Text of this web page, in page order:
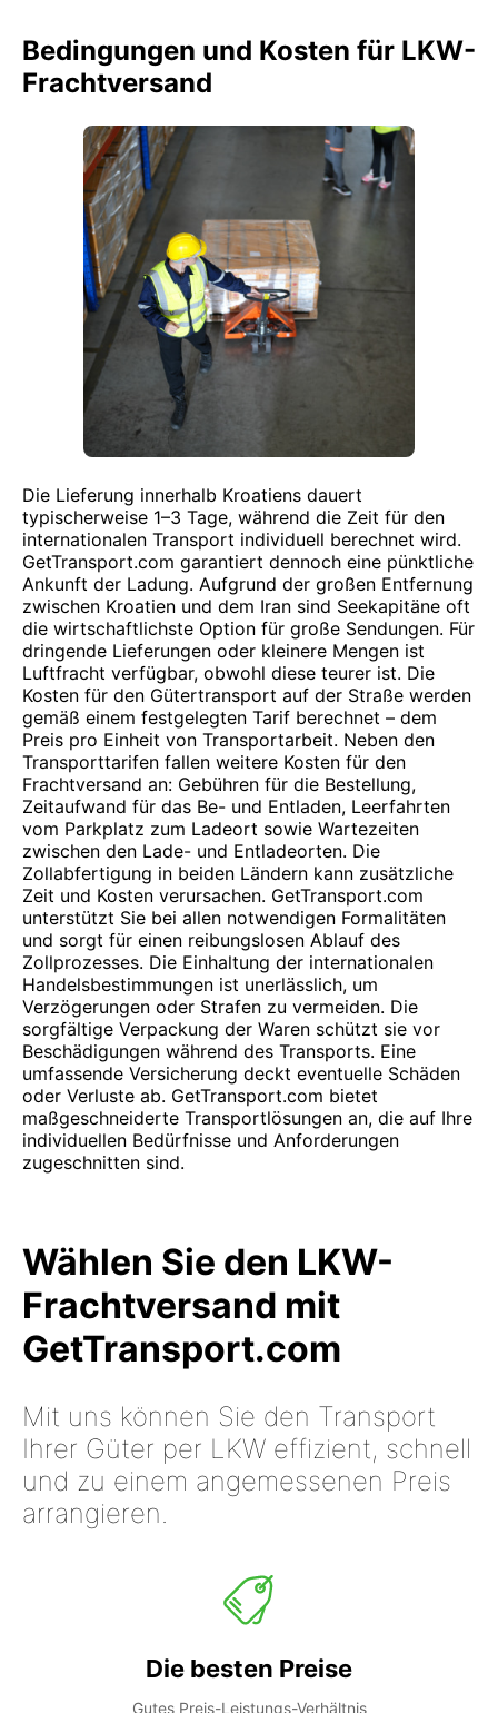
Bedingungen und Kosten für LKW-
Frachtversand
Die Lieferung innerhalb Kroatiens dauert
typischerweise 1–3 Tage, während die Zeit für den
internationalen Transport individuell berechnet wird.
GetTransport.com garantiert dennoch eine pünktliche
Ankunft der Ladung. Aufgrund der großen Entfernung
zwischen Kroatien und dem Iran sind Seekapitäne oft
die wirtschaftlichste Option für große Sendungen. Für
dringende Lieferungen oder kleinere Mengen ist
Luftfracht verfügbar, obwohl diese teurer ist. Die
Kosten für den Gütertransport auf der Straße werden
gemäß einem festgelegten Tarif berechnet – dem
Preis pro Einheit von Transportarbeit. Neben den
Transporttarifen fallen weitere Kosten für den
Frachtversand an: Gebühren für die Bestellung,
Zeitaufwand für das Be- und Entladen, Leerfahrten
vom Parkplatz zum Ladeort sowie Wartezeiten
zwischen den Lade- und Entladeorten. Die
Zollabfertigung in beiden Ländern kann zusätzliche
Zeit und Kosten verursachen. GetTransport.com
unterstützt Sie bei allen notwendigen Formalitäten
und sorgt für einen reibungslosen Ablauf des
Zollprozesses. Die Einhaltung der internationalen
Handelsbestimmungen ist unerlässlich, um
Verzögerungen oder Strafen zu vermeiden. Die
sorgfältige Verpackung der Waren schützt sie vor
Beschädigungen während des Transports. Eine
umfassende Versicherung deckt eventuelle Schäden
oder Verluste ab. GetTransport.com bietet
maßgeschneiderte Transportlösungen an, die auf Ihre
individuellen Bedürfnisse und Anforderungen
zugeschnitten sind.
Wählen Sie den LKW-
Frachtversand mit
GetTransport.com
Mit uns können Sie den Transport
Ihrer Güter per LKW effizient, schnell
und zu einem angemessenen Preis
arrangieren.
Die besten Preise
Gutes Preis-Leistungs-Verhältnis